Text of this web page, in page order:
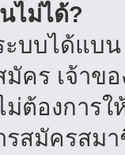
ไม่ได้?
บบได้แบ
คร เจ้าข
ม่ต้องการ
รสมัครสม